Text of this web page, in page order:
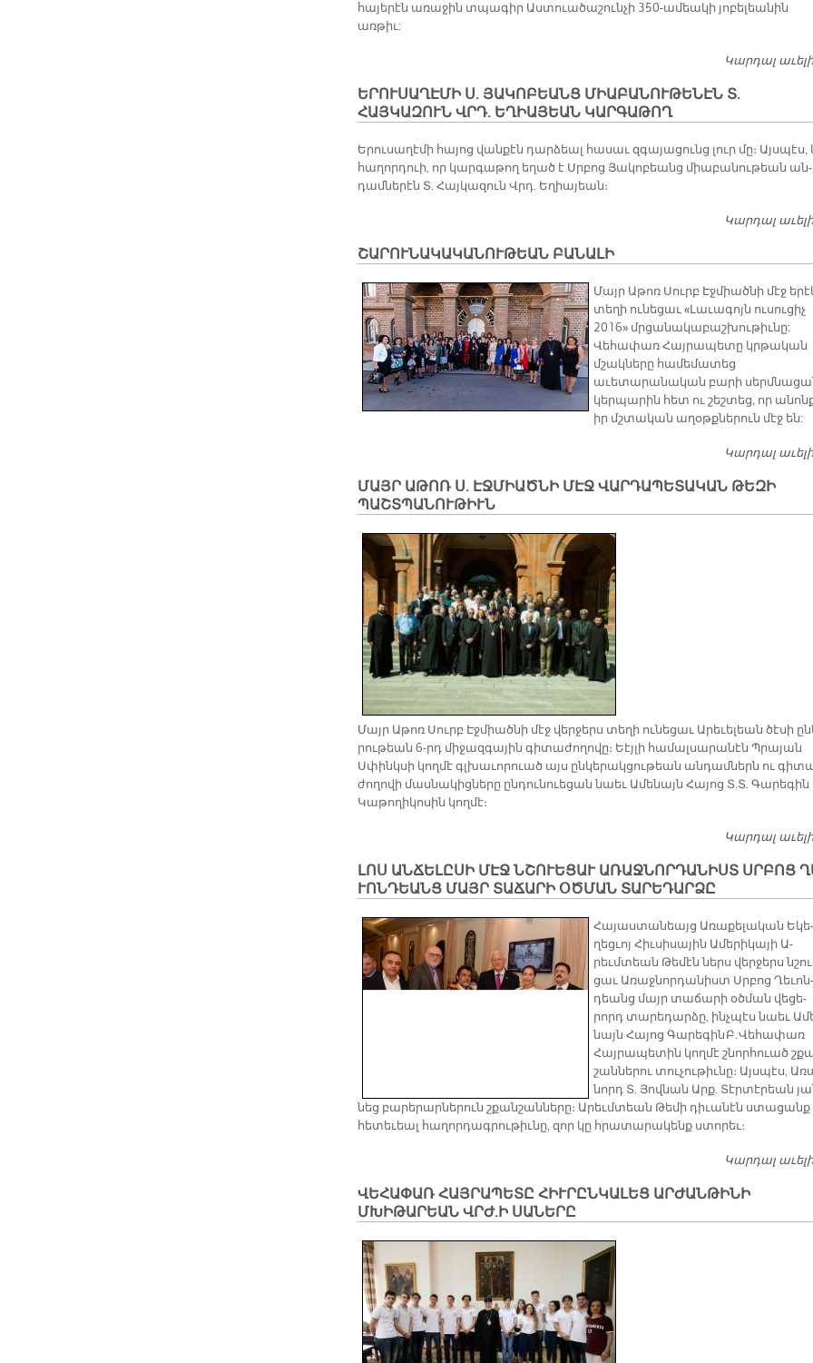
հայերէն առաջին տպագիր Աստուածաշունչի 350-ամեակի յոբելեանին
առթիւ:
Կարդալ
ԵՐՈՒՍԱՂԷՄԻ Ս. ՅԱԿՈԲԵԱՆՑ ՄԻԱԲԱՆՈՒԹԵՆԷՆ Տ.
ՀԱՅԿԱԶՈՒՆ ՎՐԴ. ԵՂԻԱՅԵԱՆ ԿԱՐԳԱԹՈՂ
Ե­րու­սա­ղէ­մի հա­յոց վան­քէն դար­ձեալ հա­սաւ զգա­յա­ցունց լուր մը։ Այս­պէս,
հա­ղոր­դուի, որ կար­գա­թող ե­ղած է Սրբոց Յա­կո­բեանց միա­բա­նու­թեան ան­
դամ­նե­րէն Տ. Հայ­կա­զուն Վրդ. Ե­ղիա­յեան։
Կարդալ
ՇԱՐՈՒՆԱԿԱԿԱՆՈՒԹԵԱՆ ԲԱՆԱԼԻ
Մայր Աթոռ Սուրբ Էջմիածնի մէջ
տեղի ունեցաւ «Լաւագոյն ուսուցիչ
2016» մրցանակաբաշխութիւնը:
Վեհափառ Հայրապետը կրթական
մշակները համեմատեց
աւետարանական բարի
կերպարին հետ ու շեշտեց, որ
իր մշտական աղօթքներուն մէջ են:
Կարդալ
ՄԱՅՐ ԱԹՈՌ Ս. ԷՋՄԻԱԾՆԻ ՄԷՋ ՎԱՐԴԱՊԵՏԱԿԱՆ ԹԵԶԻ
ՊԱՇՏՊԱՆՈՒԹԻՒՆ
Մայր Ա­թոռ Սուրբ Էջ­միած­նի մէջ վեր­ջերս տե­ղի ու­նե­ցաւ Ա­րե­ւե­լեան ծէ­սի
րու­թեան 6-րդ մի­ջազ­գա­յին գի­տա­ժո­ղո­վը։ Եէյ­լի հա­մալ­սա­րա­նէն Պրա­յան
Սփինկ­սի կող­մէ գլխա­ւո­րուած այս ըն­կե­րակ­ցու­թեան ան­դամ­ներն ու
ժո­ղո­վի մաս­նա­կից­նե­րը ըն­դու­նուե­ցան նաեւ Ա­մե­նայն Հա­յոց Տ.Տ. Գա­րե­գին
Կա­թո­ղի­կո­սին կող­մէ։
Կարդալ
ԼՈՍ ԱՆՃԵԼԸՍԻ ՄԷՋ ՆՇՈՒԵՑԱՒ Ա­ՌԱՋ­ՆՈՐ­ԴԱ­ՆԻՍՏ ՍՐԲՈՑ
ՒՈՆ­ԴԵԱՆՑ ՄԱՅՐ ՏԱ­ՃԱ­ՐԻ ՕԾ­ՄԱՆ ՏԱ­ՐԵ­ԴԱՐ­ՁԸ
Հա­յաս­տա­նեայց Ա­ռա­քե­լա­կան Ե­կե­
ղեց­ւոյ Հիւ­սի­սա­յին Ա­մե­րի­կա­յի Ա­
րեւմտեան Թե­մէն ներս վեր­ջերս
ցաւ Ա­ռաջ­նոր­դա­նիստ Սրբոց Ղե­ւոն­
դեանց մայր տա­ճա­րի օծ­ման վե­ցե­
րորդ տա­րե­դար­ձը, ինչ­պէս նաեւ
նայն Հա­յոց Գա­րե­գին Բ. Վե­հա­փառ
Հայ­րա­պե­տին կող­մէ շնոր­հուած
շան­նե­րու տու­չու­թիւ­նը։ Այս­պէս,
նորդ Տ. Յով­նան Արք. Տէր­տէ­րեան
նեց բա­րե­րար­նե­րուն շքան­շան­նե­րը։ Ա­րեւմ­տեան Թե­մի դի­ւա­նէն ստա­ցանք
հե­տե­ւեալ հա­ղոր­դագ­րու­թիւ­նը, զոր կը հրա­տա­րա­կենք ստո­րեւ։
Կարդալ
ՎԵՀԱՓԱՌ ՀԱՅՐԱՊԵՏԸ ՀԻՒՐԸՆԿԱԼԵՑ ԱՐԺԱՆԹԻՆԻ
ՄԽԻԹԱՐԵԱՆ ՎՐԺ.Ի ՍԱՆԵՐԸ